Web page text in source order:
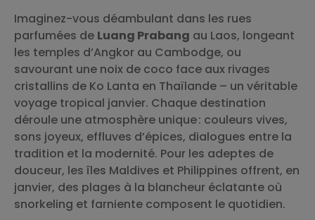
Imaginez-vous déambulant dans les rues
parfumées de Luang Prabang au Laos, longeant
les temples d’Angkor au Cambodge, ou
savourant une noix de coco face aux rivages
cristallins de Ko Lanta en Thaïlande – un véritable
voyage tropical janvier. Chaque destination
déroule une atmosphère unique : couleurs vives,
sons joyeux, effluves d’épices, dialogues entre la
tradition et la modernité. Pour les adeptes de
douceur, les îles Maldives et Philippines offrent, en
janvier, des plages à la blancheur éclatante où
snorkeling et farniente composent le quotidien.